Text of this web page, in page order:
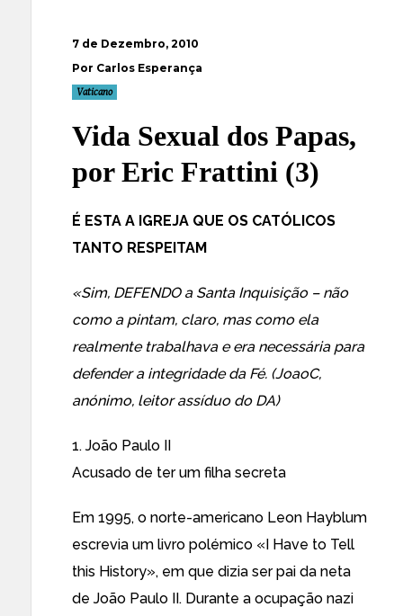
7 de Dezembro, 2010
Por Carlos Esperança
Vaticano
Vida Sexual dos Papas,
por Eric Frattini (3)
É ESTA A IGREJA QUE OS CATÓLICOS
TANTO RESPEITAM
«Sim, DEFENDO a Santa Inquisição – não
como a pintam, claro, mas como ela
realmente trabalhava e era necessária para
defender a integridade da Fé. (JoaoC,
anónimo, leitor assíduo do DA)
1. João Paulo II
Acusado de ter um filha secreta
Em 1995, o norte-americano Leon Hayblum
escrevia um livro polémico «I Have to Tell
this History», em que dizia ser pai da neta
de João Paulo II. Durante a ocupação nazi